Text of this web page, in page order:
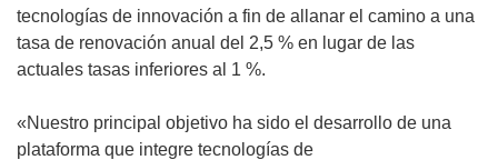
u
e
v
r
á
u
b
tecnologías de innovación a fin de allanar el camino a una
tasa de renovación anual del 2,5 % en lugar de las
actuales tasas inferiores al 1 %.
«Nuestro principal objetivo ha sido el desarrollo de una
plataforma que integre tecnologías de